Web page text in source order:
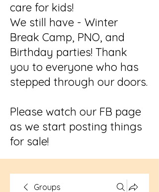
care for kids!
We still have - Winter
Break Camp, PNO, and
Birthday parties! Thank
you to everyone who has
stepped through our doors.
Please watch our FB page
as we start posting things
for sale!
Groups